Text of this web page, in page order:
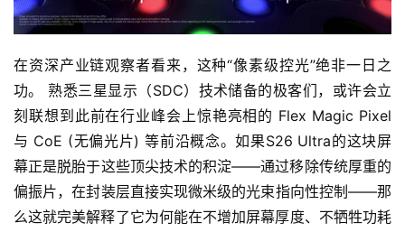
在资深产业链观察者看来，这种“像素级控光”绝非一日之
功。 熟悉三星显示（SDC）技术储备的极客们，或许会立
刻联想到此前在行业峰会上惊艳亮相的 Flex Magic Pixel
与 CoE (无偏光片) 等前沿概念。如果S26 Ultra的这块屏
幕正是脱胎于这些顶尖技术的积淀——通过移除传统厚重的
偏振片，在封装层直接实现微米级的光束指向性控制——那
么这就完美解释了它为何能在不增加屏幕厚度、不牺牲功耗